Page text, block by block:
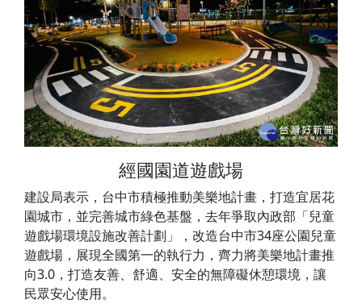
經國園道遊戲場
建設局表示，台中市積極推動美樂地計畫，打造宜居花
園城市，並完善城市綠色基盤，去年爭取內政部「兒童
遊戲場環境設施改善計劃」，改造台中市34座公園兒童
遊戲場，展現全國第一的執行力，齊力將美樂地計畫推
向3.0，打造友善、舒適、安全的無障礙休憩環境，讓
民眾安心使用。